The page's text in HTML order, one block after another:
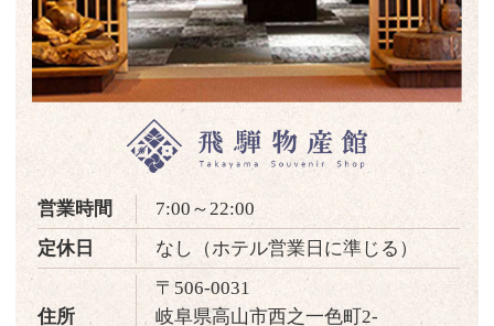
営業時間
7:00～22:00
定休日
なし（ホテル営業日に準じる）
住所
〒506-0031
岐阜県高山市西之一色町2-